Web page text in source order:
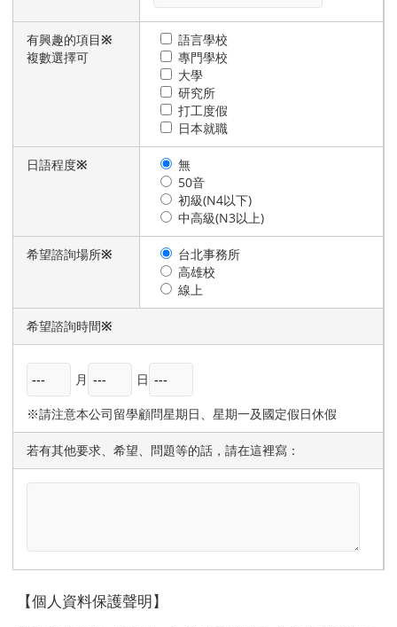
有興趣的項目※
複數選擇可
語言學校
專門學校
大學
研究所
打工度假
日本就職
日語程度※
無
50音
初級(N4以下)
中高級(N3以上)
希望諮詢場所※
台北事務所
高雄校
線上
希望諮詢時間※
月 日
※請注意本公司留學顧問星期日、星期一及國定假日休假
若有其他要求、希望、問題等的話，請在這裡寫：
【個人資料保護聲明】